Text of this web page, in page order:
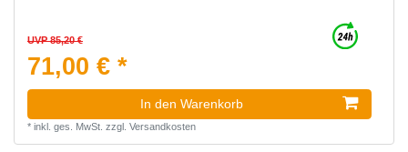
UVP 85,20 €
71,00 € *
In den Warenkorb
* inkl. ges. MwSt. zzgl. Versandkosten